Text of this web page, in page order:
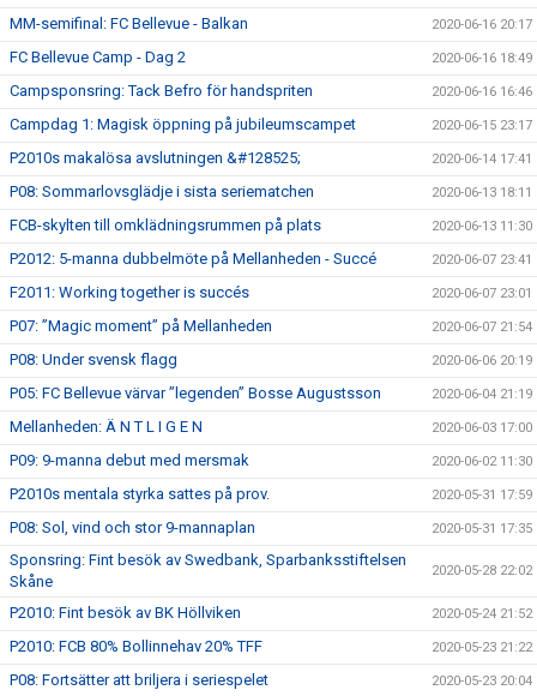
MM-semifinal: FC Bellevue - Balkan 2020-06-16 20:17
FC Bellevue Camp - Dag 2 2020-06-16 18:49
Campsponsring: Tack Befro för handspriten 2020-06-16 16:46
Campdag 1: Magisk öppning på jubileumscampet 2020-06-15 23:17
P2010s makalösa avslutningen &#128525; 2020-06-14 17:41
P08: Sommarlovsglädje i sista seriematchen 2020-06-13 18:11
FCB-skylten till omklädningsrummen på plats 2020-06-13 11:30
P2012: 5-manna dubbelmöte på Mellanheden - Succé 2020-06-07 23:41
F2011: Working together is succés 2020-06-07 23:01
P07: ”Magic moment” på Mellanheden 2020-06-07 21:54
P08: Under svensk flagg 2020-06-06 20:19
P05: FC Bellevue värvar ”legenden” Bosse Augustsson 2020-06-04 21:19
Mellanheden: Ä N T L I G E N 2020-06-03 17:00
P09: 9-manna debut med mersmak 2020-06-02 11:30
P2010s mentala styrka sattes på prov. 2020-05-31 17:59
P08: Sol, vind och stor 9-mannaplan 2020-05-31 17:35
Sponsring: Fint besök av Swedbank, Sparbanksstiftelsen
Skåne
2020-05-28 22:02
P2010: Fint besök av BK Höllviken 2020-05-24 21:52
P2010: FCB 80% Bollinnehav 20% TFF 2020-05-23 21:22
P08: Fortsätter att briljera i seriespelet 2020-05-23 20:04